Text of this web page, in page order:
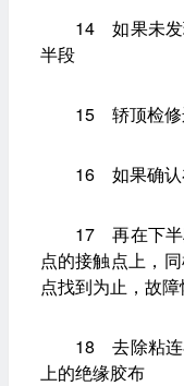
14 如果未发现
半段
15 轿顶检修运
16 如果确认
17 再在下半段
点的接触点上，
点找到为止，故障
18 去除粘连在
上的绝缘胶布